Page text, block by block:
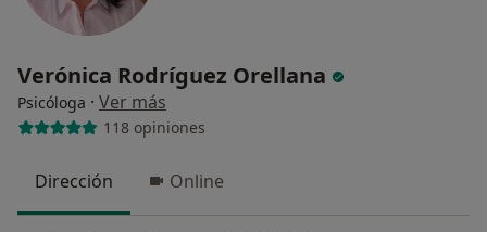
Verónica Rodríguez Orellana
Psicóloga · Ver más
118 opiniones
Dirección Online